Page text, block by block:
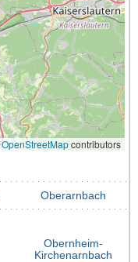
OpenStreetMapcontributors
Oberarnbach
Obernheim-
Kirchenarnbach